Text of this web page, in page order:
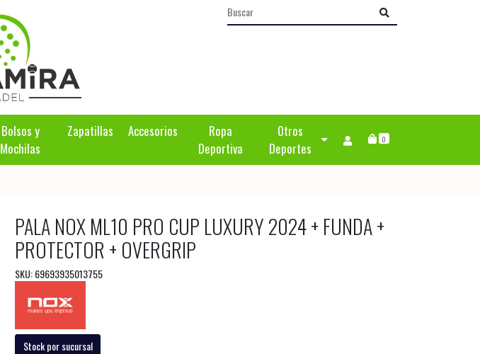
Bolsos y
Mochilas
Zapatillas Accesorios
Ropa
Deportiva
Otros
Deportes
0
PALA NOX ML10 PRO CUP LUXURY 2024 + FUNDA +
PROTECTOR + OVERGRIP
SKU: 69693935013755
Stock por sucursal